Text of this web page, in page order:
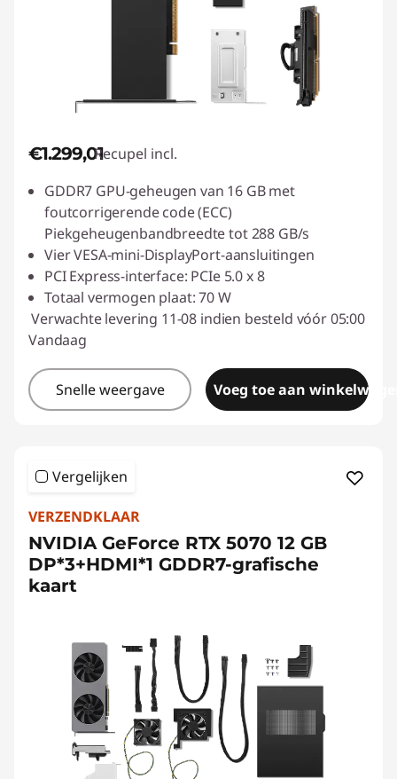
€1.299,01Recupel incl.
GDDR7 GPU-geheugen van 16 GB met
foutcorrigerende code (ECC)
Piekgeheugenbandbreedte tot 288 GB/s
Vier VESA-mini-DisplayPort-aansluitingen
PCI Express-interface: PCIe 5.0 x 8
Totaal vermogen plaat: 70 W
Verwachte levering 11-08 indien besteld vóór 05:00
Vandaag
Snelle weergave Voeg toe aan
Vergelijken
VERZENDKLAAR
NVIDIA GeForce RTX 5070 12 GB
DP*3+HDMI*1 GDDR7-grafische
kaart